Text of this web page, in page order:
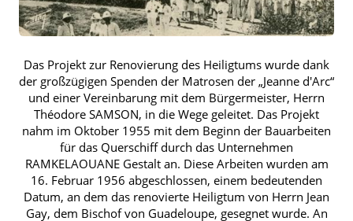
Das Projekt zur Renovierung des Heiligtums wurde dank
der großzügigen Spenden der Matrosen der „Jeanne d'Arc“
und einer Vereinbarung mit dem Bürgermeister, Herrn
Théodore SAMSON, in die Wege geleitet. Das Projekt
nahm im Oktober 1955 mit dem Beginn der Bauarbeiten
für das Querschiff durch das Unternehmen
RAMKELAOUANE Gestalt an. Diese Arbeiten wurden am
16. Februar 1956 abgeschlossen, einem bedeutenden
Datum, an dem das renovierte Heiligtum von Herrn Jean
Gay, dem Bischof von Guadeloupe, gesegnet wurde. An